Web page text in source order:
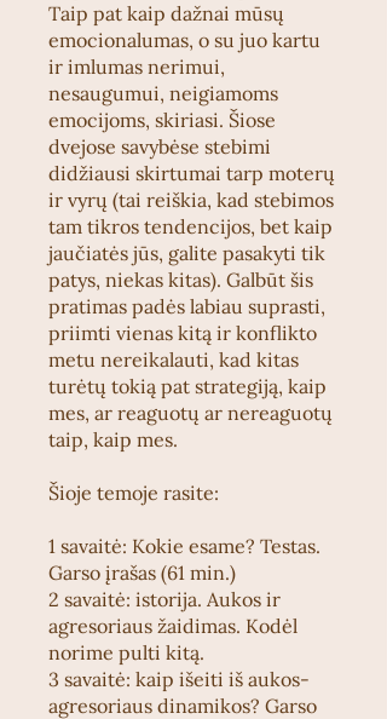
Taip pat kaip dažnai mūsų
emocionalumas, o su juo kartu
ir imlumas nerimui,
nesaugumui, neigiamoms
emocijoms, skiriasi. Šiose
dvejose savybėse stebimi
didžiausi skirtumai tarp moterų
ir vyrų (tai reiškia, kad stebimos
tam tikros tendencijos, bet kaip
jaučiatės jūs, galite pasakyti tik
patys, niekas kitas). Galbūt šis
pratimas padės labiau suprasti,
priimti vienas kitą ir konflikto
metu nereikalauti, kad kitas
turėtų tokią pat strategiją, kaip
mes, ar reaguotų ar nereaguotų
taip, kaip mes.
Šioje temoje rasite:
1 savaitė: Kokie esame? Testas.
Garso įrašas (61 min.)
2 savaitė: istorija. Aukos ir
agresoriaus žaidimas. Kodėl
norime pulti kitą.
3 savaitė: kaip išeiti iš aukos-
agresoriaus dinamikos? Garso